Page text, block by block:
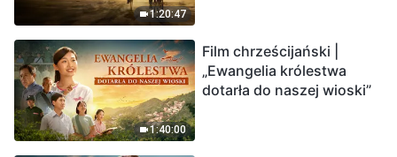
1:20:47
1:40:00
Film chrześcijański |
„Ewangelia królestwa
dotarła do naszej wioski”